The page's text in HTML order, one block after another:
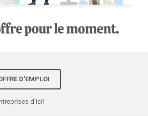
D'EMPLOI
d'ici!